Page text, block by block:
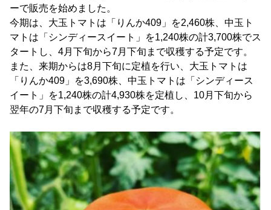
ーで販売を始めました。
今期は、大玉トマトは「りんか409」を2,460株、中玉ト
マトは「シンディースイート」を1,240株の計3,700株でス
タートし、4月下旬から7月下旬まで収穫する予定です。
また、来期からは8月下旬に定植を行い、大玉トマトは
「りんか409」を3,690株、中玉トマトは「シンディース
イート」を1,240株の計4,930株を定植し、10月下旬から
翌年の7月下旬まで収穫する予定です。